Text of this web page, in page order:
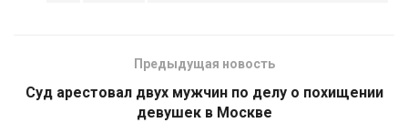
Предыдущая новость
Суд арестовал двух мужчин по делу о похищении
девушек в Москве